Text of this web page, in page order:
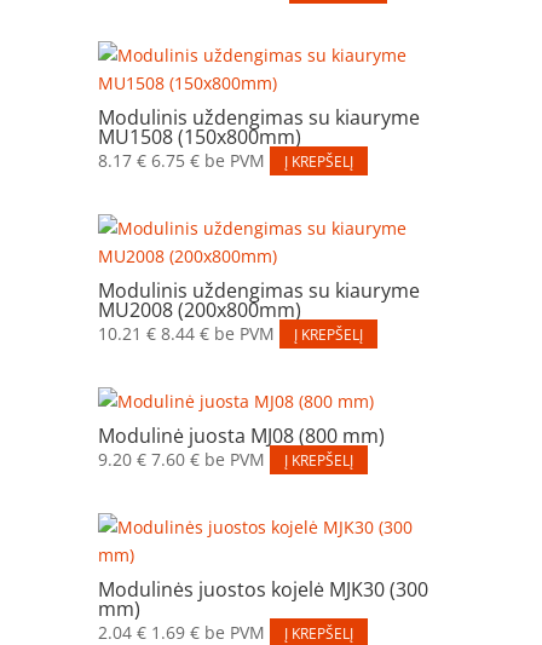
Modulinis uždengimas su kiauryme
MU1508 (150x800mm)
8.17 € 6.75 €be PVM Į KREPŠELĮ
Modulinis uždengimas su kiauryme
MU2008 (200x800mm)
10.21 € 8.44 €be PVM Į KREPŠELĮ
Modulinė juosta MJ08 (800 mm)
9.20 € 7.60 €be PVM Į KREPŠELĮ
Modulinės juostos kojelė MJK30 (300
mm)
2.04 € 1.69 €be PVM Į KREPŠELĮ